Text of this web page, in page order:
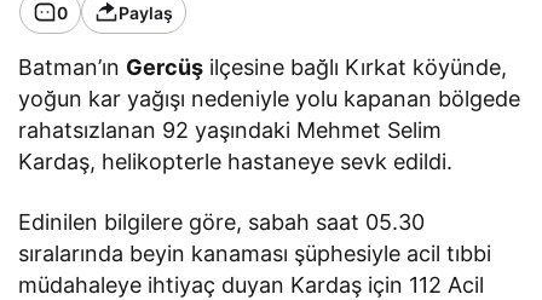
0 Paylaş
Batman’ın Gercüş ilçesine bağlı Kırkat köyünde,
yoğun kar yağışı nedeniyle yolu kapanan bölgede
rahatsızlanan 92 yaşındaki Mehmet Selim
Kardaş, helikopterle hastaneye sevk edildi.
Edinilen bilgilere göre, sabah saat 05.30
sıralarında beyin kanaması şüphesiyle acil tıbbi
müdahaleye ihtiyaç duyan Kardaş için 112 Acil